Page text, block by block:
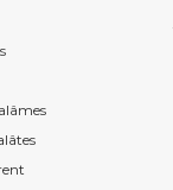
âmes
âtes